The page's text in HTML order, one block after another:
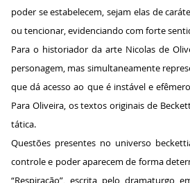
poder se estabelecem, sejam elas de
ou tencionar, evidenciando com forte
Para o historiador da arte Nicolas de
personagem, mas simultaneamente
que dá acesso ao que é instável e
Para Oliveira, os textos originais de
tática.
Questões presentes no universo
controle e poder aparecem de forma
“Respiração”, escrita pelo dramaturgo